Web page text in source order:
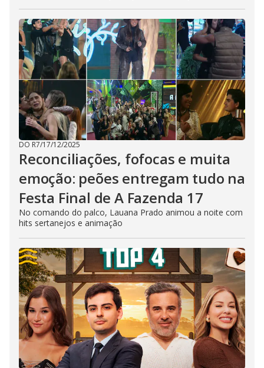
DO R7/17/12/2025
Reconciliações, fofocas e muita
emoção: peões entregam tudo na
Festa Final de A Fazenda 17
No comando do palco, Lauana Prado animou a noite com
hits sertanejos e animação